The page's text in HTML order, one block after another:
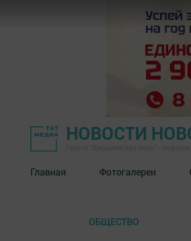
НОВОСТИ
Главная Фотогалереи
ОБЩЕСТВО